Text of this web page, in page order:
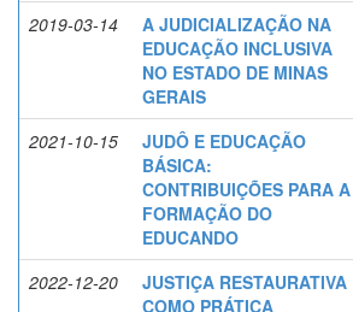
2019-03-14
A JUDICIALIZAÇÃO NA
EDUCAÇÃO INCLUSIVA
NO ESTADO DE MINAS
GERAIS
2021-10-15
JUDÔ E EDUCAÇÃO
BÁSICA:
CONTRIBUIÇÕES PARA A
FORMAÇÃO DO
EDUCANDO
2022-12-20
JUSTIÇA RESTAURATIVA
COMO PRÁTICA